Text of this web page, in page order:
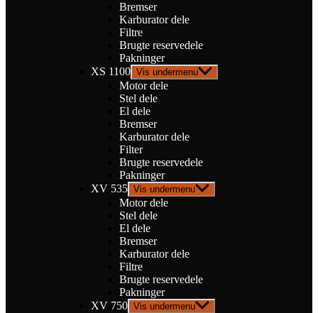
Bremser
Karburator dele
Filtre
Brugte reservedele
Pakninger
XS 1100 Vis undermenu
Motor dele
Stel dele
El dele
Bremser
Karburator dele
Filter
Brugte reservedele
Pakninger
XV 535 Vis undermenu
Motor dele
Stel dele
El dele
Bremser
Karburator dele
Filtre
Brugte reservedele
Pakninger
XV 750 Vis undermenu